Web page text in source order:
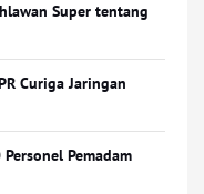
Super tentang
Curiga Jaringan
Pemadam